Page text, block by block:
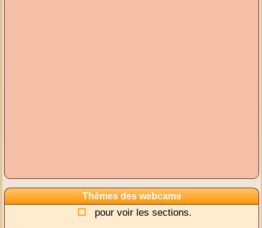
Thèmes des webcams
pour voir les sections.